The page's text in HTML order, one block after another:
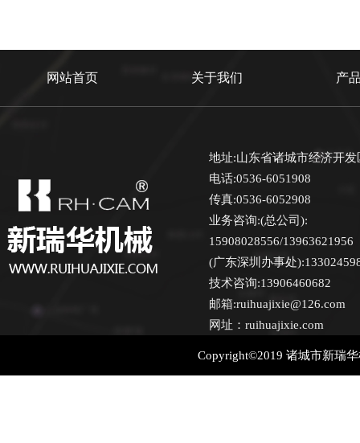
网站首页 关于我们 产
地址:山东省诸城市经济开
电话:0536-6051908
传真:0536-6052908
业务咨询:(总公司):
15908028556/13963621956
(广东深圳办事处
技术咨询:13906460682
邮箱:ruihuajixie@126.com
网址：ruihuajixie.com
Copyright©2019 诸城市新瑞